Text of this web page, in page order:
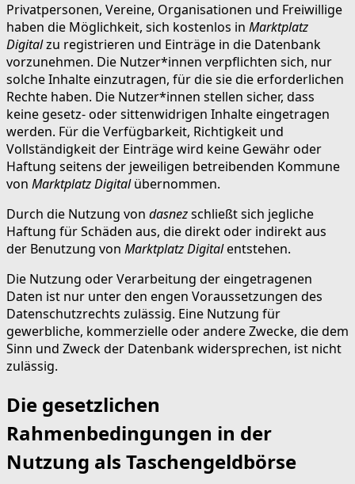
Privatpersonen, Vereine, Organisationen und Freiwillige
haben die Möglichkeit, sich kostenlos in Marktplatz
Digitalzu registrieren und Einträge in die Datenbank
vorzunehmen. Die Nutzer*innen verpflichten sich, nur
solche Inhalte einzutragen, für die sie die erforderlichen
Rechte haben. Die Nutzer*innen stellen sicher, dass
keine gesetz- oder sittenwidrigen Inhalte eingetragen
werden. Für die Verfügbarkeit, Richtigkeit und
Vollständigkeit der Einträge wird keine Gewähr oder
Haftung seitens der jeweiligen betreibenden Kommune
von Marktplatz Digitalübernommen.
Durch die Nutzung von dasnezschließt sich jegliche
Haftung für Schäden aus, die direkt oder indirekt aus
der Benutzung von Marktplatz Digitalentstehen.
Die Nutzung oder Verarbeitung der eingetragenen
Daten ist nur unter den engen Voraussetzungen des
Datenschutzrechts zulässig. Eine Nutzung für
gewerbliche, kommerzielle oder andere Zwecke, die dem
Sinn und Zweck der Datenbank widersprechen, ist nicht
zulässig.
Die gesetzlichen
Rahmenbedingungen in der
Nutzung als Taschengeldbörse